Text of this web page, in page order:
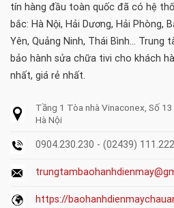
tín hàng đầu toàn quốc đã có hệ
bắc: Hà Nội, Hải Dương, Hải Phòng,
Yên, Quảng Ninh, Thái Bình... Trung
bảo hành sửa chữa tivi cho khách
nhất, giá rẻ nhất.
Tầng 1 Tòa nhà Vinaconex, Số
Hà Nội
0904.230.230 - (02439) 111.222
https://